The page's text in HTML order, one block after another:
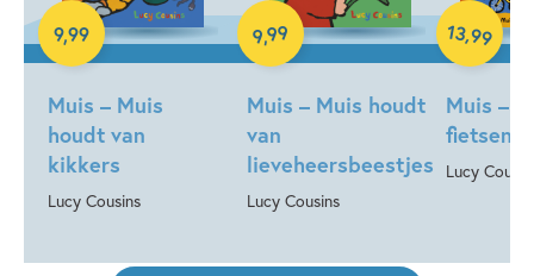
Muis – Muis
houdt van
kikkers
Lucy Cousins
9,99
Hardcover
Muis – Muis houdt
van
lieveheersbeestjes
Lucy Cousins
9,99
Hardcover
Muis –
fietsen
Lucy
13,99
Hardcover